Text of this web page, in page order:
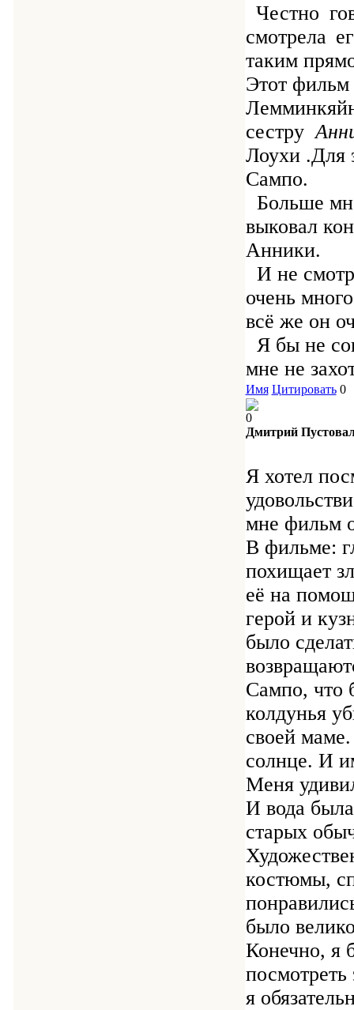
Честно
смотрела
таким
Этот фильм
сестру
Лоухи .Для
Сампо.
Больше
выковал
Анники.
И не
очень
всё же он
Я бы не
мне не
Имя Цитировать 0
0
Дмитрий
Я хотел
мне фильм
В фильме:
похищает
её на
герой и
было
Сампо, что
колдунья
своей
солнце. И
Меня
И вода
старых
костюмы,
было
Конечно, я
я